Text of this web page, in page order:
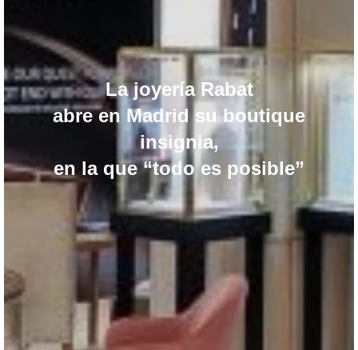
La joyería Rabat
abre en Madrid su boutique
insignia,
en la que “todo es posible”